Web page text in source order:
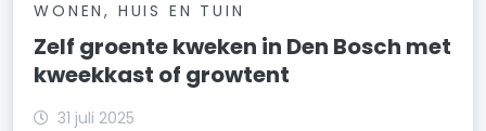
WONEN, HUIS EN TUIN
Zelf groente kweken in Den Bosch met
kweekkast of growtent
31 juli 2025